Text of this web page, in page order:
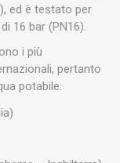
ed è testato per
16 bar (PN16).
i più
pertanto
potabile: